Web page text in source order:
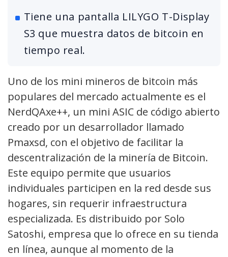
Tiene una pantalla LILYGO T-Display
S3 que muestra datos de bitcoin en
tiempo real.
Uno de los mini mineros de bitcoin más
populares del mercado actualmente es el
NerdQAxe++, un mini ASIC de código abierto
creado por un desarrollador llamado
Pmaxsd, con el objetivo de facilitar la
descentralización de la minería de Bitcoin.
Este equipo permite que usuarios
individuales participen en la red desde sus
hogares, sin requerir infraestructura
especializada. Es distribuido por Solo
Satoshi, empresa que lo ofrece en su tienda
en línea, aunque al momento de la